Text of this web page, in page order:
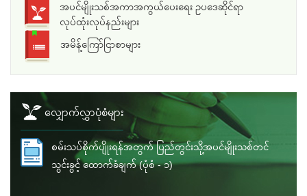
အပင်မျိုးသစ်အကာအကွယ်ပေးရေး ဥပဒေဆိုင်ရာ
လုပ်ထုံးလုပ်နည်းများ
အမိန့်ကြော်ငြာစာများ
လျှောက်လွှာပုံစံများ
စမ်းသပ်စိုက်ပျိုးရန်အတွက် ပြည်တွင်းသို့အပင်မျိုးသစ်တင်
သွင်းခွင့် ထောက်ခံချက် (ပုံစံ - ၁)